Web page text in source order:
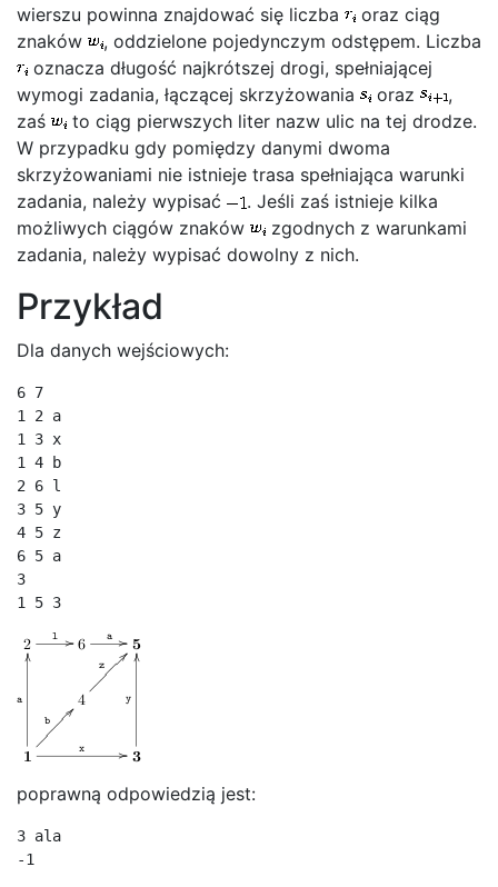
wierszu powinna znajdować się liczba
oraz ciąg
znaków
, oddzielone pojedynczym odstępem. Liczba
oznacza długość najkrótszej drogi, spełniającej
wymogi zadania, łączącej skrzyżowania
oraz
,
zaś
to ciąg pierwszych liter nazw ulic na tej drodze.
W przypadku gdy pomiędzy danymi dwoma
skrzyżowaniami nie istnieje trasa spełniająca warunki
zadania, należy wypisać
. Jeśli zaś istnieje kilka
możliwych ciągów znaków
zgodnych z warunkami
zadania, należy wypisać dowolny z nich.
Przykład
Dla danych wejściowych:
6 7
1 2 a
1 3 x
1 4 b
2 6 l
3 5 y
4 5 z
6 5 a
3
1 5 3
poprawną odpowiedzią jest:
3 ala
-1